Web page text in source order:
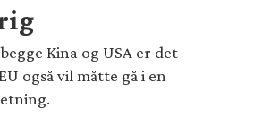
Kina og USA er det
også vil måtte gå i en